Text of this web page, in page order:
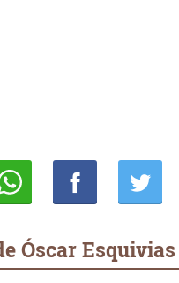
Óscar Esquivias